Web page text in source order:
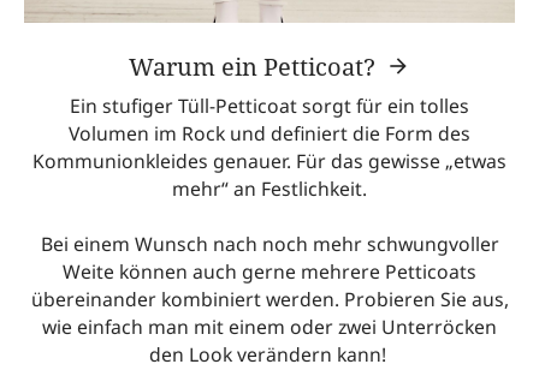
Warum ein Petticoat?
Ein stufiger Tüll-Petticoat sorgt für ein tolles
Volumen im Rock und definiert die Form des
Kommunionkleides genauer. Für das gewisse „etwas
mehr“ an Festlichkeit.
Bei einem Wunsch nach noch mehr schwungvoller
Weite können auch gerne mehrere Petticoats
übereinander kombiniert werden. Probieren Sie aus,
wie einfach man mit einem oder zwei Unterröcken
den Look verändern kann!